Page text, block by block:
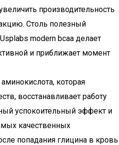
производительность
Столь полезный
modern bcaa делает
и приближает момент
которая
восстанавливает работу
успокоительный эффект и
качественных
попадания глицина в кровь